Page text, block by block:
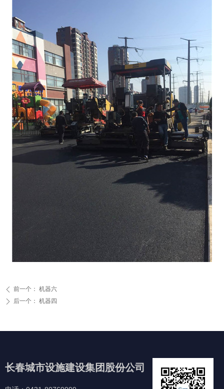
ꄴ 前一个： 机器六
ꄲ 后一个： 机器四
长春城市设施建设集团股份公司